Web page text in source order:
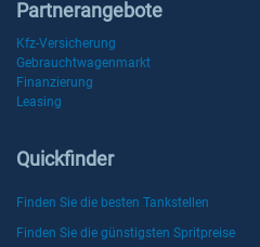
Partnerangebote
Kfz-Versicherung
Gebrauchtwagenmarkt
Finanzierung
Leasing
Quickfinder
Finden Sie die besten Tankstellen
Finden Sie die günstigsten Spritpreise